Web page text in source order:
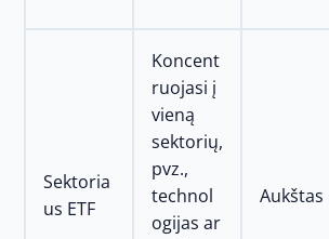
Sektoria
us ETF
Koncent
ruojasi į
vieną
sektorių,
pvz.,
technol
ogijas ar
Aukštas